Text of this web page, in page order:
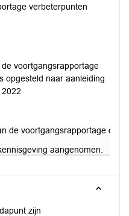
verbeterpunten
voortgangsrapportage
opgesteld naar aanleiding
de voortgangsrapportage
aangenomen.
zijn